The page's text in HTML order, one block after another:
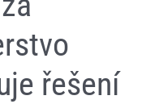
řešení